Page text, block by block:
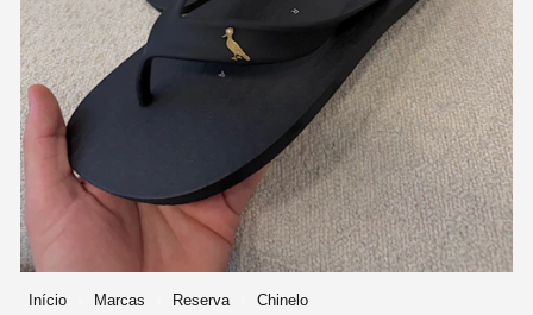
Início Marcas Reserva Chinelo